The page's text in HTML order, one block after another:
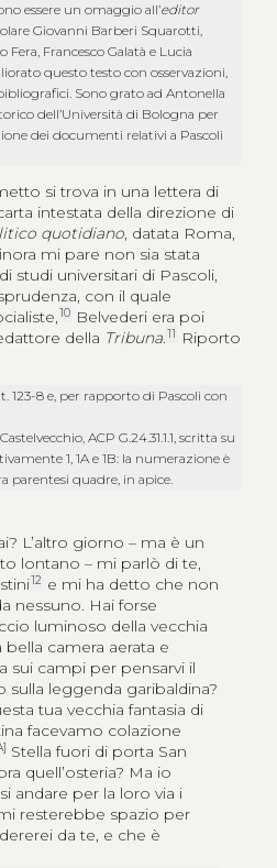
essere un omaggio all’editor
Giovanni Barberi Squarotti,
Fera, Francesco Galatà e Lucia
questo testo con osservazioni,
Sono grato ad Antonella
dell’Università di Bologna per
dei documenti relativi a Pascoli
si trova in una lettera di
intestata della direzione di
quotidiano, datata Roma,
mi pare non sia stata
studi universitari di Pascoli,
con il quale
10 Belvederi era poi
della Tribuna.11
Riporto
123-8 e, per rapporto di Pascoli con
ACP G.24.31.1.1, scritta su
1, 1A e 1B: la numerazione è
parentesi quadre, in apice.
L’altro giorno – ma è un
lontano – mi parlò di te,
12 e mi ha detto che non
nessuno. Hai forse
luminoso della vecchia
camera aerata e
sui campi per pensarvi il
leggenda garibaldina?
tua vecchia fantasia di
facevamo colazione
Stella fuori di porta San
quell’osteria? Ma io
andare per la loro via i
resterebbe spazio per
da te, e che è